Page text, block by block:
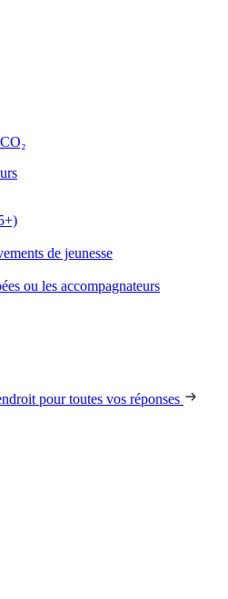
de jeunesse
ou les accompagnateurs
pour toutes vos réponses